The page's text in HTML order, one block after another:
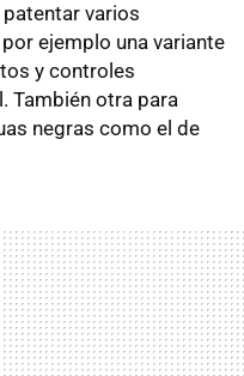
varios
ejemplo una variante
y controles
También otra para
negras como el de